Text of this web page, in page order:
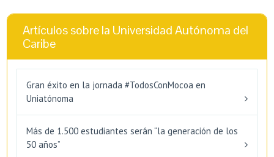
Artículos sobre la Universidad Autónoma del
Caribe
Gran éxito en la jornada #TodosConMocoa en
Uniatónoma
Más de 1.500 estudiantes serán “la generación de los
50 años”